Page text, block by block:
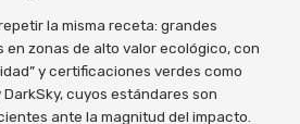
la misma receta: grandes
en zonas de alto valor ecológico, con
y certificaciones verdes como
cuyos estándares son
ante la magnitud del impacto.